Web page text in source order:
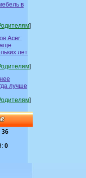
в
]
Acer:
лет
]
лучше
]
36
0